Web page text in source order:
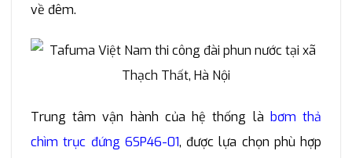
về đêm.
Trung tâm vận hành của hệ thống là bơm thả
chìm trục đứng 6SP46-01, được lựa chọn phù hợp